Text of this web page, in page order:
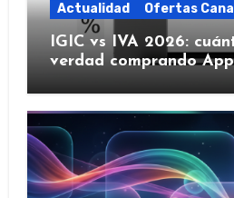
Actualidad Ofertas
IGIC vs IVA 2026:
verdad comprando